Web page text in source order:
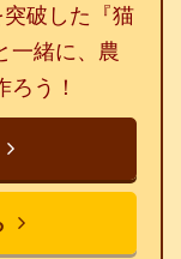
破した『猫
一緒に、農
う！